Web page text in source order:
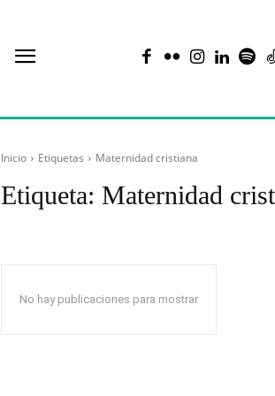
Inicio Etiquetas Maternidad cristiana
Etiqueta: Maternidad
No hay publicaciones para mostrar